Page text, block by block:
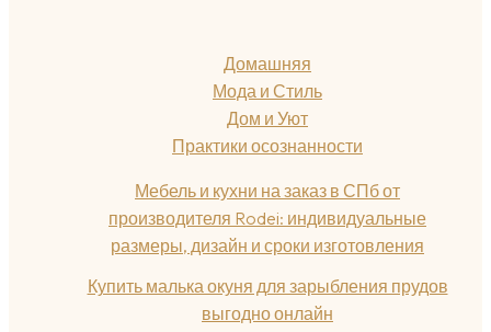
Домашняя
Мода и Стиль
Дом и Уют
Практики осознанности
Мебель и кухни на заказ в СПб от
производителя Rodei: индивидуальные
размеры, дизайн и сроки изготовления
Купить малька окуня для зарыбления прудов
выгодно онлайн